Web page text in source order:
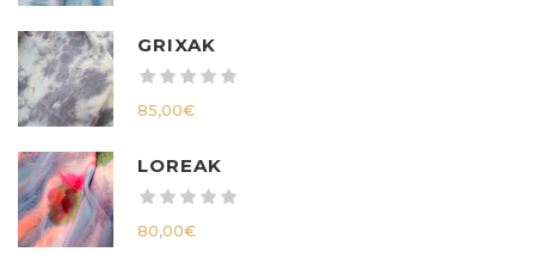
GRIXAK
85,00€
LOREAK
80,00€